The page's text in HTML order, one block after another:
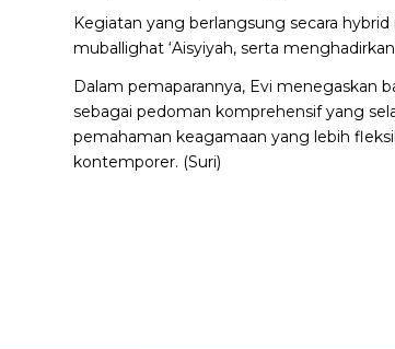
Kegiatan yang berlangsung secara
muballighat ‘Aisyiyah, serta
Dalam pemaparannya, Evi menegaskan
sebagai pedoman komprehensif yang
pemahaman keagamaan yang lebih
kontemporer. (Suri)